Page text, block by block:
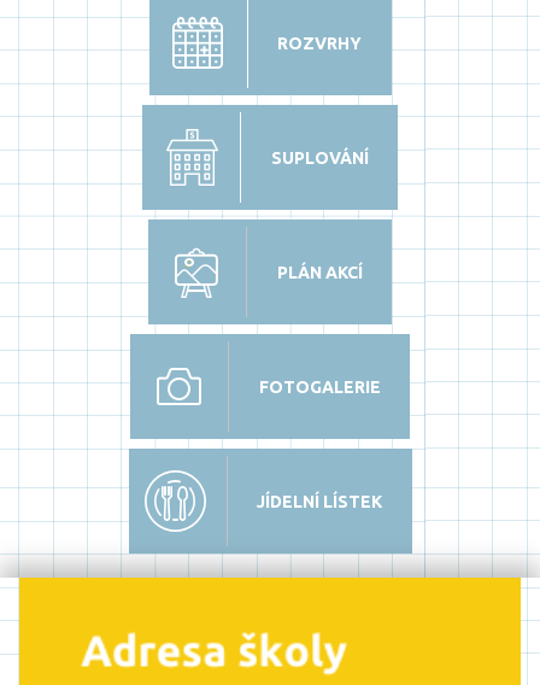
ROZVRHY
SUPLOVÁNÍ
PLÁN AKCÍ
FOTOGALERIE
JÍDELNÍ LÍSTEK